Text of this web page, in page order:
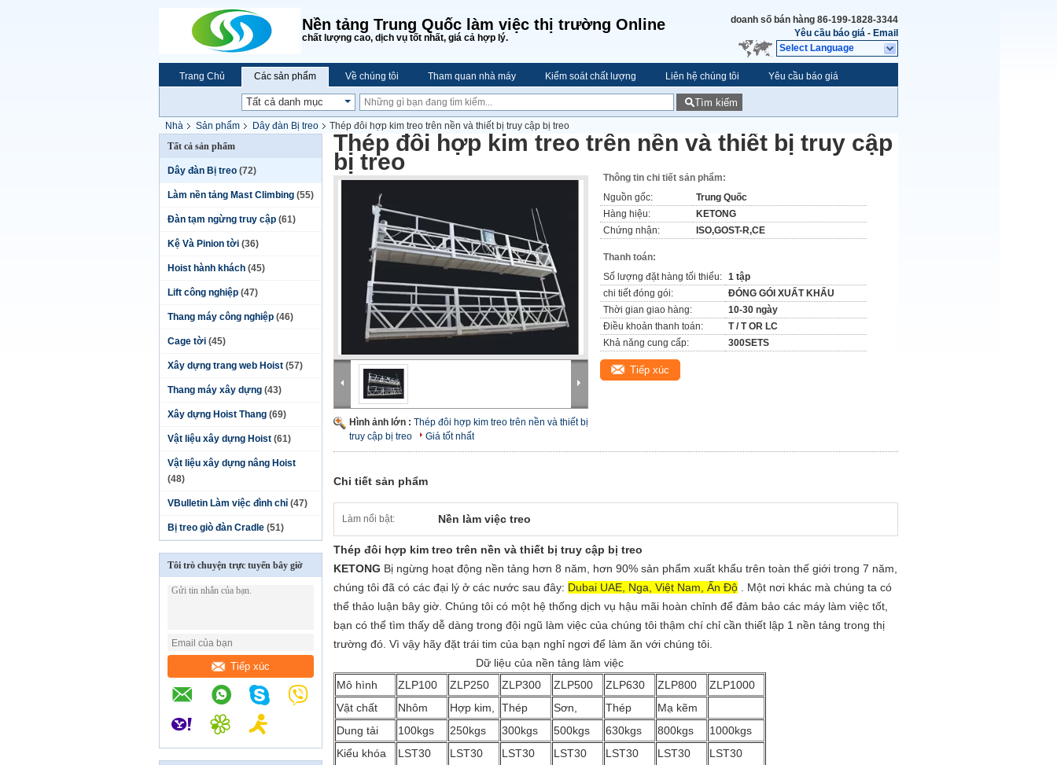
Nền tảng Trung Quốc làm việc thị trường Online
chất lượng cao, dịch vụ tốt nhất, giá cả hợp lý.
doanh số bán hàng 86-199-1828-3344
Yêu cầu báo giá - Email
Select Language
Trang Chủ Các sản phẩm Về chúng tôi Tham quan nhà máy Kiểm soát chất lượng Liên hệ chúng tôi Yêu cầu báo giá
Tìm kiếm
Nhà Sản phẩm Dây đàn Bị treo
Thép đôi hợp kim treo trên nền và thiết bị truy cập bị treo
Tất cả sản phẩm
Dây đàn Bị treo (72)
Làm nền tảng Mast Climbing (55)
Đàn tạm ngừng truy cập (61)
Kệ Và Pinion tời (36)
Hoist hành khách (45)
Lift công nghiệp (47)
Thang máy công nghiệp (46)
Cage tời (45)
Xây dựng trang web Hoist (57)
Thang máy xây dựng (43)
Xây dựng Hoist Thang (69)
Vật liệu xây dựng Hoist (61)
Vật liệu xây dựng nâng Hoist
(48)
VBulletin Làm việc đình chỉ (47)
Bị treo giò đàn Cradle (51)
Tôi trò chuyện trực tuyến bây giờ
Tiếp xúc
Thép đôi hợp kim treo trên nền và thiết bị truy cập
bị treo
Hình ảnh lớn : Thép đôi hợp kim treo trên nền và thiết bị
truy cập bị treo
Giá tốt nhất
Thông tin chi tiết sản phẩm:
Nguồn gốc:
Trung Quốc
Hàng hiệu:
KETONG
Chứng nhận:
ISO,GOST-R,CE
Thanh toán:
Số lượng đặt hàng tối thiểu: 1 tập
chi tiết đóng gói:
ĐÓNG GÓI XUẤT KHẨU
Thời gian giao hàng:
10-30 ngày
Điều khoản thanh toán:
T / T OR LC
Khả năng cung cấp:
300SETS
Tiếp xúc
Chi tiết sản phẩm
Làm nổi bật: Nền làm việc treo
Thép đôi hợp kim treo trên nền và thiết bị truy cập bị treo
KETONG Bị ngừng hoạt động nền tảng hơn 8 năm, hơn 90% sản phẩm xuất khẩu trên toàn thế giới trong 7 năm,
chúng tôi đã có các đại lý ở các nước sau đây: Dubai UAE, Nga, Việt Nam, Ấn Độ . Một nơi khác mà chúng ta có
thể thảo luận bây giờ. Chúng tôi có một hệ thống dịch vụ hậu mãi hoàn chỉnh để đảm bảo các máy làm việc tốt,
bạn có thể tìm thấy dễ dàng trong đội ngũ làm việc của chúng tôi thậm chí chỉ cần thiết lập 1 nền tảng trong thị
trường đó. Vì vậy hãy đặt trái tim của bạn nghỉ ngơi để làm ăn với chúng tôi.
Dữ liệu của nền tảng làm việc
Mô hình
ZLP100 ZLP250 ZLP300 ZLP500 ZLP630 ZLP800
ZLP1000
Vật chất
Nhôm Hợp kim, Thép Sơn, Thép
Mạ kẽm
Dung tải
100kgs 250kgs 300kgs 500kgs 630kgs 800kgs
1000kgs
Kiểu khóa
LST30 LST30 LST30 LST30 LST30 LST30 LST30